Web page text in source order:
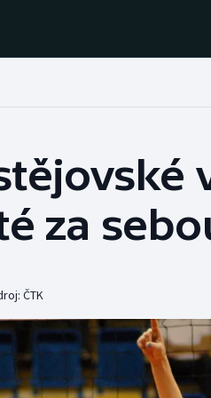
Baseball a softbal
Basketbal
Boby a skeleton
Box
za
ČTK